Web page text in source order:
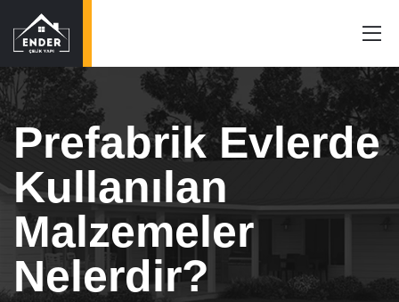
Prefabrik Evlerde
Kullanılan
Malzemeler
Nelerdir?